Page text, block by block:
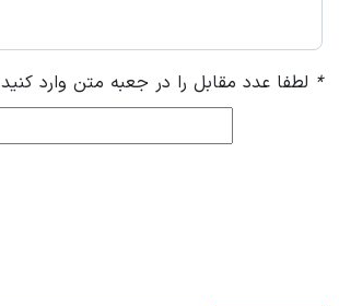
* لطفا عدد مقابل را در جعبه متن وارد کنید